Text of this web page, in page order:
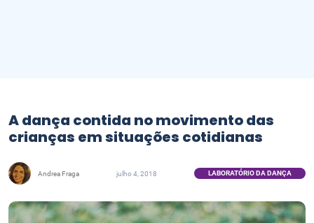
A dança contida no movimento das
crianças em situações cotidianas
Andrea Fraga julho 4, 2018 LABORATÓRIO DA DANÇA